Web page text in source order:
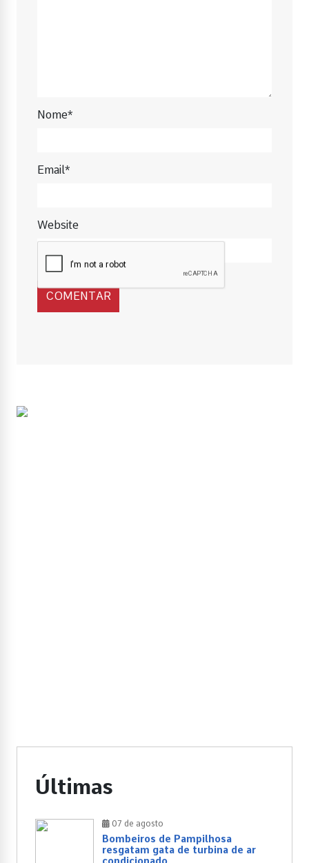
Nome*
Email*
Website
Últimas
07 de agosto
Bombeiros de Pampilhosa
resgatam gata de turbina de ar